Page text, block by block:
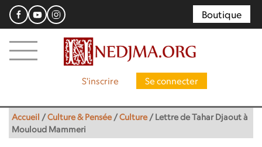
Boutique
S'inscrire Se connecter
Accueil /Culture & Pensée /Culture /Lettre de Tahar Djaout à
Mouloud Mammeri